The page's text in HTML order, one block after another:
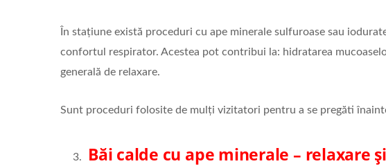
În stațiune există proceduri cu ape minerale sulfuroase sau
confortul respirator. Acestea pot contribui la: hidratarea
generală de relaxare.
Sunt proceduri folosite de mulți vizitatori pentru a se pregăti
Băi calde cu ape minerale – relaxare